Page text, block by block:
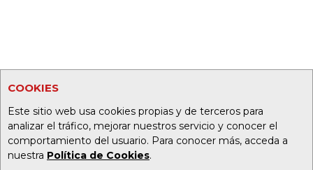
COOKIES
Este sitio web usa cookies propias y de terceros para
analizar el tráfico, mejorar nuestros servicio y conocer el
comportamiento del usuario. Para conocer más, acceda a
nuestra Política de Cookies.